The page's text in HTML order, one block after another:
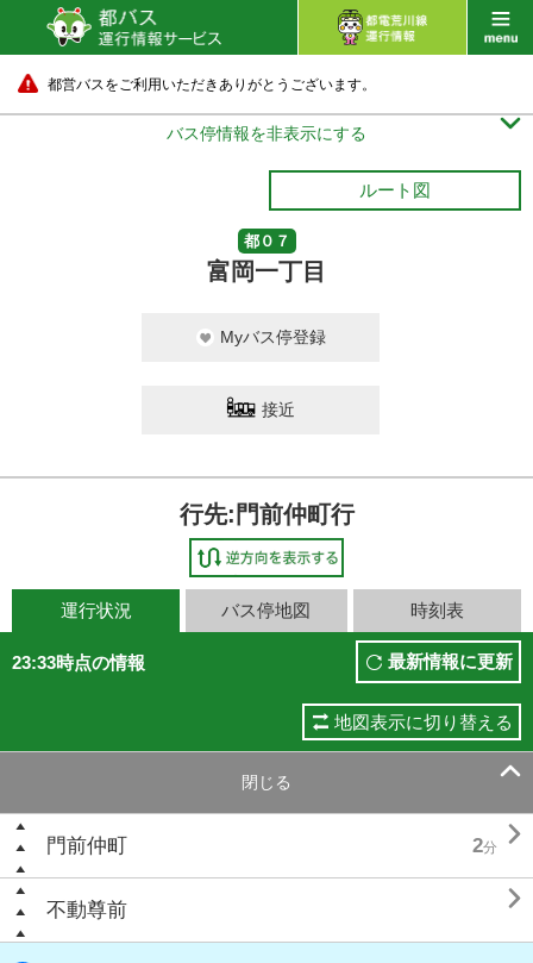
都営バスをご利用いただきありがとうございます。
バス停情報を非表示にする 
ルート図
都０７
富岡一丁目
Myバス停登録
接近
行先:門前仲町行
運行状況 バス停地図 時刻表
23:33時点の情報 最新情報に更新
地図表示に切り替える
閉じる 
門前仲町 2分 
不動尊前 